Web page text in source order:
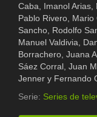
Caba, Imanol Arias,
Pablo Rivero, Mario
Sancho, Rodolfo
Manuel Valdivia,
Borrachero, Juana
Sáez Corral, Juan
Jenner y Fernando
Serie: Series de